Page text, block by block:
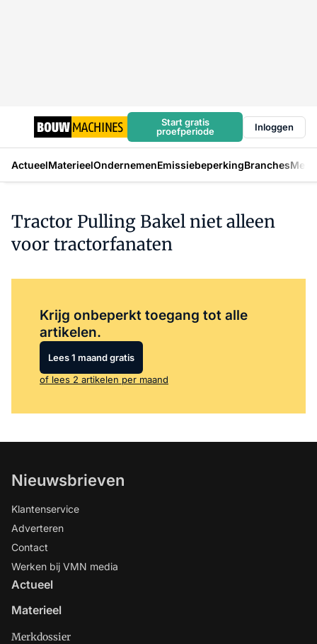
Start gratis
proefperiode
Inloggen
ActueelMaterieelOndernemenEmissiebeperkingBranches
Tractor Pulling Bakel niet alleen
voor tractorfanaten
Krijg onbeperkt toegang tot alle
artikelen.
Lees 1 maand gratis
of lees 2 artikelen per maand
Nieuwsbrieven
Klantenservice
Adverteren
Contact
Werken bij VMN media
Actueel
Materieel
Merkdossier